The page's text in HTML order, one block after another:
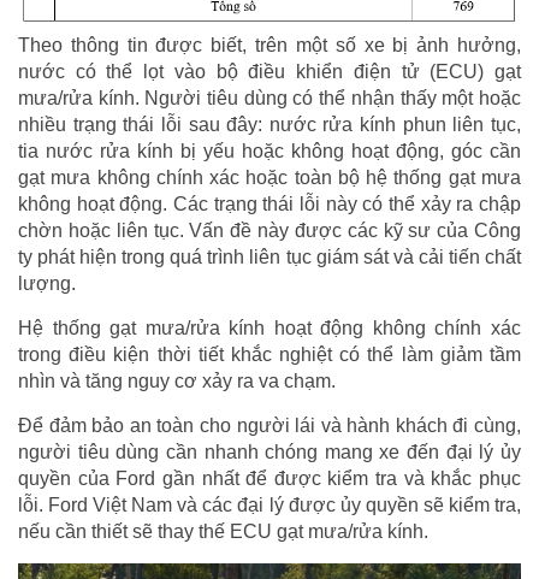
Theo thông tin được biết, trên một số xe bị ảnh hưởng,
nước có thể lọt vào bộ điều khiển điện tử (ECU) gạt
mưa/rửa kính. Người tiêu dùng có thể nhận thấy một hoặc
nhiều trạng thái lỗi sau đây: nước rửa kính phun liên tục,
tia nước rửa kính bị yếu hoặc không hoạt động, góc cần
gạt mưa không chính xác hoặc toàn bộ hệ thống gạt mưa
không hoạt động. Các trạng thái lỗi này có thể xảy ra chập
chờn hoặc liên tục. Vấn đề này được các kỹ sư của Công
ty phát hiện trong quá trình liên tục giám sát và cải tiến chất
lượng.
Hệ thống gạt mưa/rửa kính hoạt động không chính xác
trong điều kiện thời tiết khắc nghiệt có thể làm giảm tầm
nhìn và tăng nguy cơ xảy ra va chạm.
Để đảm bảo an toàn cho người lái và hành khách đi cùng,
người tiêu dùng cần nhanh chóng mang xe đến đại lý ủy
quyền của Ford gần nhất để được kiểm tra và khắc phục
lỗi. Ford Việt Nam và các đại lý được ủy quyền sẽ kiểm tra,
nếu cần thiết sẽ thay thế ECU gạt mưa/rửa kính.